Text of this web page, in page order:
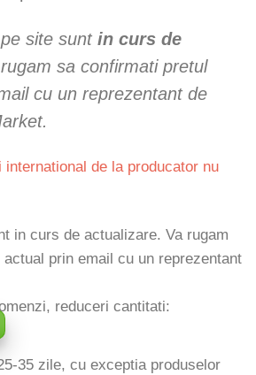
site sunt in curs de
sa confirmati pretul
cu un reprezentant de
de la producator nu
in curs de actualizare. Va rugam
prin email cu un reprezentant
reduceri cantitati:
35 zile, cu exceptia produselor